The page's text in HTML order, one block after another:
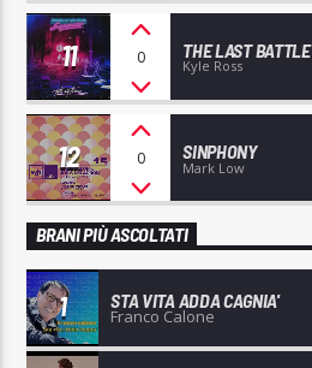
11 0 THE LAST BATTLE
Kyle Ross
12 0 SINPHONY
Mark Low
BRANI PIÙ ASCOLTATI
1 STA VITA ADDA CAGNIA'
Franco Calone